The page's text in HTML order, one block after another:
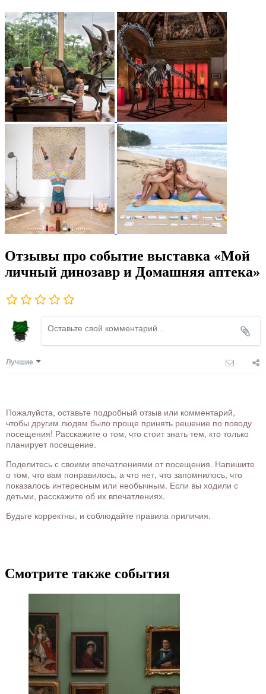
Отзывы про событие выставка «Мой
личный динозавр и Домашняя аптека»
Лучшие
Пожалуйста, оставьте подробный отзыв или комментарий,
чтобы другим людям было проще принять решение по поводу
посещения! Расскажите о том, что стоит знать тем, кто только
планирует посещение.
Поделитесь с своими впечатлениями от посещения. Напишите
о том, что вам понравилось, а что нет, что запомнилось, что
показалось интересным или необычным. Если вы ходили с
детьми, расскажите об их впечатлениях.
Будьте корректны, и соблюдайте правила приличия.
Смотрите также события